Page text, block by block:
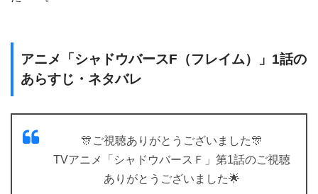
アニメ「シャドウバースF（フレイム）」1話の
あらすじ・ネタバレ
🎊ご視聴ありがとうございました🎊
TVアニメ「シャドウバースＦ」第1話のご視聴
ありがとうございました🌟